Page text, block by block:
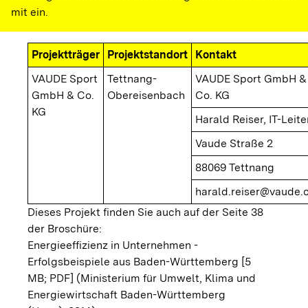
mit ein.
Projektträger Projektstandort
Kontakt
VAUDE Sport
GmbH & Co.
KG
Tettnang-
Obereisenbach
VAUDE Sport GmbH &
Co. KG
Harald Reiser, IT-
Vaude Straße 2
88069 Tettnang
Dieses Projekt finden Sie auch auf der Seite 38
der Broschüre:
Energieeffizienz in Unternehmen -
Erfolgsbeispiele aus Baden-Württemberg [5
MB; PDF] (Ministerium für Umwelt, Klima und
Energiewirtschaft Baden-Württemberg